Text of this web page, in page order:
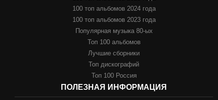
100 топ альбомов 2024 года
100 топ альбомов 2023 года
Популярная музыка 80-ых
Топ 100 альбомов
Лучшие сборники
Топ дискографий
Топ 100 Россия
ПОЛЕЗНАЯ ИНФОРМАЦИЯ